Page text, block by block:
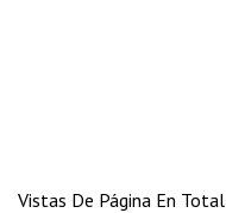
Vistas De Página En Total